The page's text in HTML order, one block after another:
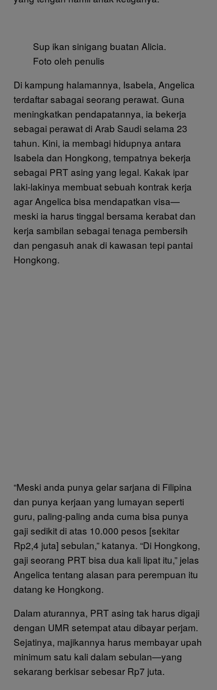
Sup ikan sinigang buatan Alicia.
Foto oleh penulis
Di kampung halamannya, Isabela, Angelica
terdaftar sabagai seorang perawat. Guna
meningkatkan pendapatannya, ia bekerja
sebagai perawat di Arab Saudi selama 23
tahun. Kini, ia membagi hidupnya antara
Isabela dan Hongkong, tempatnya bekerja
sebagai PRT asing yang legal. Kakak ipar
laki-lakinya membuat sebuah kontrak kerja
agar Angelica bisa mendapatkan visa—
meski ia harus tinggal bersama kerabat dan
kerja sambilan sebagai tenaga pembersih
dan pengasuh anak di kawasan tepi pantai
Hongkong.
“Meski anda punya gelar sarjana di Filipina
dan punya kerjaan yang lumayan seperti
guru, paling-paling anda cuma bisa punya
gaji sedikit di atas 10.000 pesos [sekitar
Rp2,4 juta] sebulan,” katanya. “Di Hongkong,
gaji seorang PRT bisa dua kali lipat itu,” jelas
Angelica tentang alasan para perempuan itu
datang ke Hongkong.
Dalam aturannya, PRT asing tak harus digaji
dengan UMR setempat atau dibayar perjam.
Sejatinya, majikannya harus membayar upah
minimum satu kali dalam sebulan—yang
sekarang berkisar sebesar Rp7 juta.